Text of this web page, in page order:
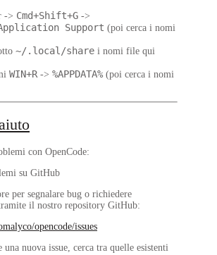
-> Cmd+Shift+G ->
Support (poi cerca i nomi
~/.local/share i nomi file qui
WIN+R -> %APPDATA% (poi cerca i nomi
con OpenCode:
su GitHub
per segnalare bug o richiedere
il nostro repository GitHub:
opencode/issues
una nuova issue, cerca tra quelle esistenti